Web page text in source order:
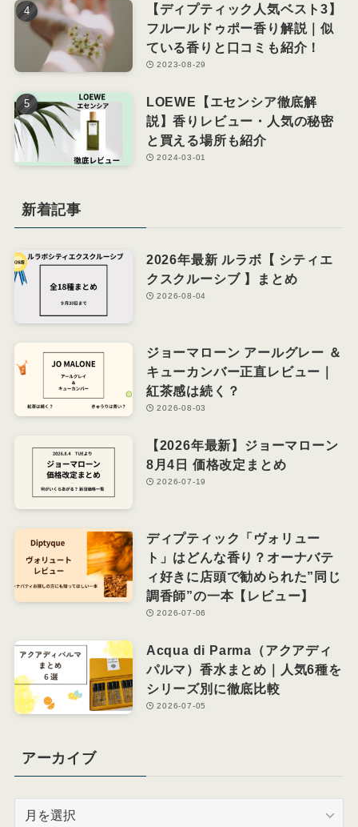
【ディプティック人気ベスト3】
フルールドゥポー香り解説｜似
ている香りと口コミも紹介！
2023-08-29
LOEWE【エセンシア徹底解
説】香りレビュー・人気の秘密
と買える場所も紹介
2024-03-01
新着記事
2026年最新 ルラボ【 シティエ
クスクルーシブ 】まとめ
2026-08-04
ジョーマローン アールグレー ＆
キューカンバー正直レビュー｜
紅茶感は続く？
2026-08-03
【2026年最新】ジョーマローン
8月4日 価格改定まとめ
2026-07-19
ディプティック「ヴォリュー
ト」はどんな香り？オーナバテ
ィ好きに店頭で勧められた”同じ
調香師”の一本【レビュー】
2026-07-06
Acqua di Parma（アクアディ
パルマ）香水まとめ｜人気6種を
シリーズ別に徹底比較
2026-07-05
アーカイブ